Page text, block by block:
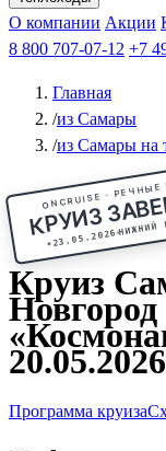
Чебоксарыиз
КазаньВ Нижний
РыбинскНа Соловки
Афанасий Никитин
ФединАлександр
МироновА.С.Попов
О компании Акции
8 800 707-07-12 +7
Главная
/из Самары
/из Самары на
ONCRUISE ·
КРУИЗ
★23.05.2026
НИЖНИЙ
Круиз
Новгород
Программа круиза